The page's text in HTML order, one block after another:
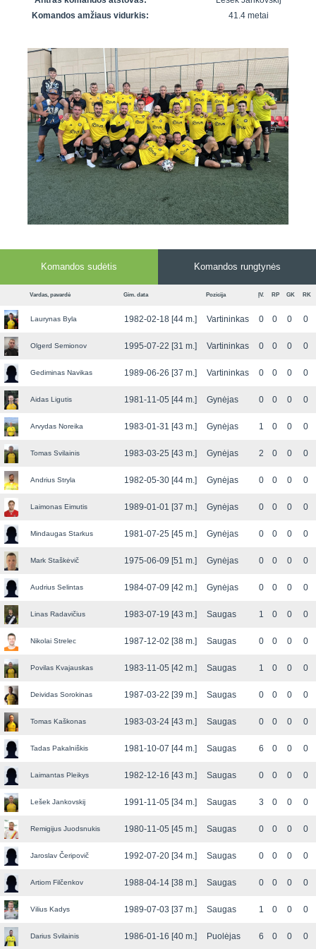
7x7 vasaros
Įmonių lyga
SFL rudens
Snaigės taurė
senjorų
čempionatas
Euro2016
Komandos amžiaus vidurkis:
41.4 metai
Komandos sudėtis Komandos rungtynės
Vardas, pavardė Gim. data Pozicija ĮV. RP GK RK
Laurynas Byla 1982-02-18 [44 m.] Vartininkas 0 0 0 0
Olgerd Semionov 1995-07-22 [31 m.] Vartininkas 0 0 0 0
Gediminas Navikas 1989-06-26 [37 m.] Vartininkas 0 0 0 0
Aidas Ligutis 1981-11-05 [44 m.] Gynėjas 0 0 0 0
Arvydas Noreika 1983-01-31 [43 m.] Gynėjas 1 0 0 0
Tomas Svilainis 1983-03-25 [43 m.] Gynėjas 2 0 0 0
Andrius Stryla 1982-05-30 [44 m.] Gynėjas 0 0 0 0
Laimonas Eimutis 1989-01-01 [37 m.] Gynėjas 0 0 0 0
Mindaugas Starkus 1981-07-25 [45 m.] Gynėjas 0 0 0 0
Mark Staškėvič 1975-06-09 [51 m.] Gynėjas 0 0 0 0
Audrius Selintas 1984-07-09 [42 m.] Gynėjas 0 0 0 0
Linas Radavičius 1983-07-19 [43 m.] Saugas 1 0 0 0
Nikolai Strelec 1987-12-02 [38 m.] Saugas 0 0 0 0
Povilas Kvajauskas 1983-11-05 [42 m.] Saugas 1 0 0 0
Deividas Sorokinas 1987-03-22 [39 m.] Saugas 0 0 0 0
Tomas Kaškonas 1983-03-24 [43 m.] Saugas 0 0 0 0
Tadas Pakalniškis 1981-10-07 [44 m.] Saugas 6 0 0 0
Laimantas Pleikys 1982-12-16 [43 m.] Saugas 0 0 0 0
Lešek Jankovskij 1991-11-05 [34 m.] Saugas 3 0 0 0
Remigijus Juodsnukis 1980-11-05 [45 m.] Saugas 0 0 0 0
Jaroslav Čeripovič 1992-07-20 [34 m.] Saugas 0 0 0 0
Artiom Filčenkov 1988-04-14 [38 m.] Saugas 0 0 0 0
Vilius Kadys 1989-07-03 [37 m.] Saugas 1 0 0 0
Darius Svilainis 1986-01-16 [40 m.] Puolėjas 6 0 0 0